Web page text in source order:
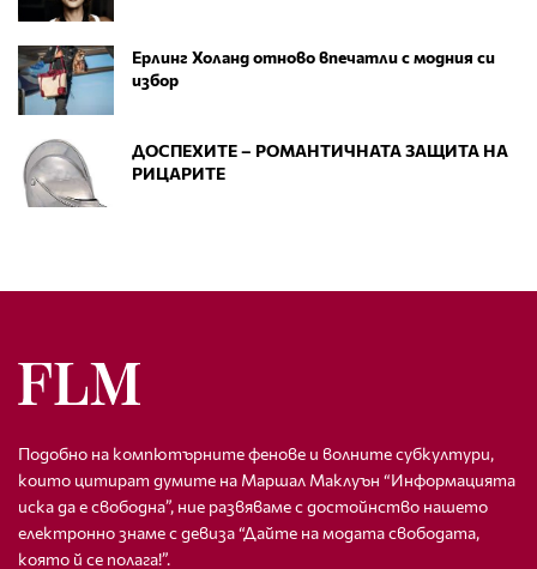
Ерлинг Холанд отново впечатли с модния си
избор
ДОСПЕХИТЕ – РОМАНТИЧНАТА ЗАЩИТА НА
РИЦАРИТЕ
Подобно на компютърните фенове и волните субкултури,
които цитират думите на Маршал Маклуън “Информацията
иска да е свободна”, ние развяваме с достойнство нашето
електронно знаме с девиза “Дайте на модата свободата,
която й се полага!”.